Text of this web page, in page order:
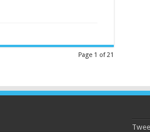
Page 1 of 21